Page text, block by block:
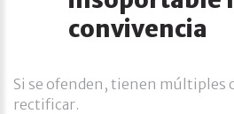
convivencia
Si se ofenden, tienen múltiples
rectificar.